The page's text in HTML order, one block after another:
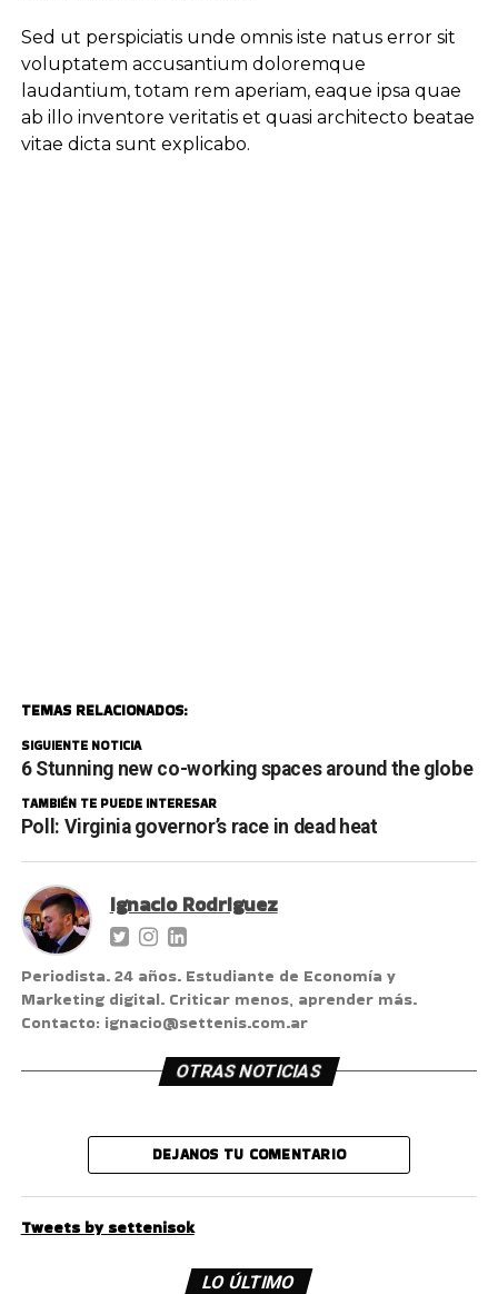
Sed ut perspiciatis unde omnis iste natus error sit
voluptatem accusantium doloremque
laudantium, totam rem aperiam, eaque ipsa quae
ab illo inventore veritatis et quasi architecto beatae
vitae dicta sunt explicabo.
TEMAS RELACIONADOS:
SIGUIENTE NOTICIA
6 Stunning new co-working spaces around the globe
TAMBIÉN TE PUEDE INTERESAR
Poll: Virginia governor’s race in dead heat
Ignacio Rodriguez
Periodista. 24 años. Estudiante de Economía y
Marketing digital. Criticar menos, aprender más.
Contacto: ignacio@settenis.com.ar
OTRAS NOTICIAS
DEJANOS TU COMENTARIO
Tweets by settenisok
LO ÚLTIMO